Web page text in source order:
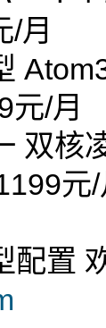
/月
元/月
双核
元/
配置